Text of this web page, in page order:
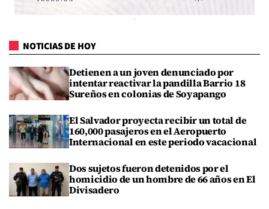
NOTICIAS DE HOY
Detienen a un joven denunciado por
intentar reactivar la pandilla Barrio 18
Sureños en colonias de Soyapango
El Salvador proyecta recibir un total de
160,000 pasajeros en el Aeropuerto
Internacional en este periodo vacacional
Dos sujetos fueron detenidos por el
homicidio de un hombre de 66 años en El
Divisadero